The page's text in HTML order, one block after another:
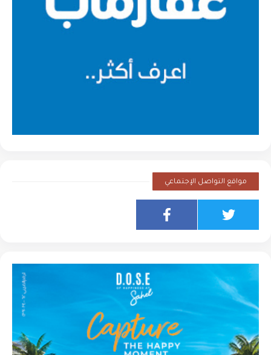
مواقع التواصل الإجتماعي